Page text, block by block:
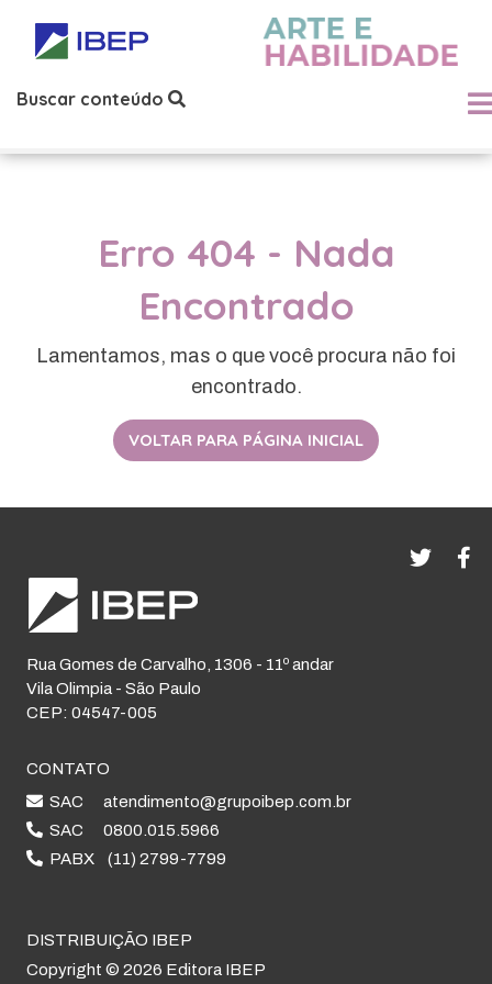
Buscar conteúdo
Erro 404 - Nada
Encontrado
Lamentamos, mas o que você procura não foi
encontrado.
VOLTAR PARA PÁGINA INICIAL
Rua Gomes de Carvalho, 1306 - 11º andar
Vila Olimpia - São Paulo
CEP: 04547-005
CONTATO
SAC atendimento@grupoibep.com.br
SAC 0800.015.5966
PABX (11) 2799-7799
DISTRIBUIÇÃO IBEP
Copyright © 2026 Editora IBEP